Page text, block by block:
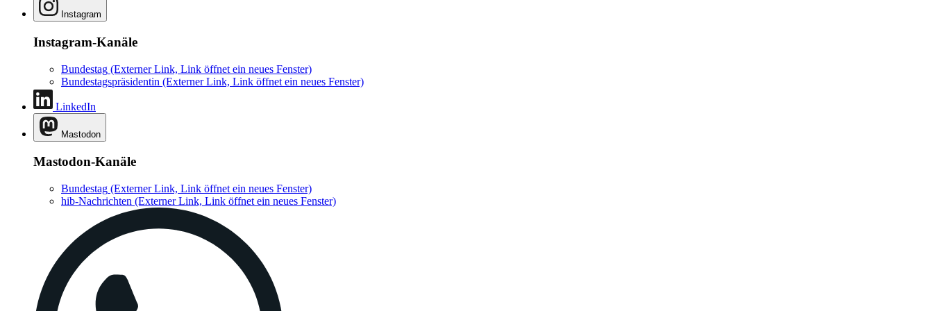
Instagram
Instagram-Kanäle
Bundestag (Externer Link, Link öffnet ein neues Fenster)
Bundestagspräsidentin (Externer Link, Link öffnet ein neues Fenster)
LinkedIn
Mastodon
Mastodon-Kanäle
Bundestag (Externer Link, Link öffnet ein neues Fenster)
hib-Nachrichten (Externer Link, Link öffnet ein neues Fenster)